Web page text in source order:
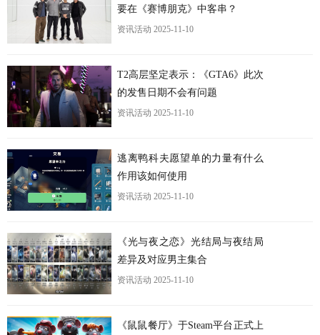
要在《赛博朋克》中客串？
资讯活动 2025-11-10
T2高层坚定表示：《GTA6》此次
的发售日期不会有问题
资讯活动 2025-11-10
逃离鸭科夫愿望单的力量有什么
作用该如何使用
资讯活动 2025-11-10
《光与夜之恋》光结局与夜结局
差异及对应男主集合
资讯活动 2025-11-10
《鼠鼠餐厅》于Steam平台正式上